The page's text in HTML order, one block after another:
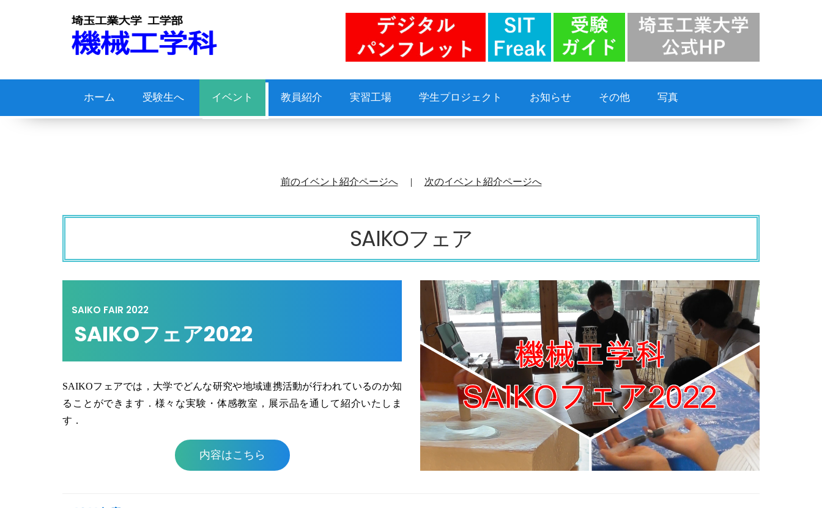
ホーム 受験生へ イベント 教員紹介 実習工場 学生プロジェクト お知らせ その他 写真
前のイベント紹介ページへ| 次のイベント紹介ページへ
SAIKOフェア
SAIKO FAIR 2022
SAIKOフェア2022
SAIKOフェアでは，大学でどんな研究や地域連携活動が行われているのか知
ることができます．様々な実験・体感教室，展示品を通して紹介いたしま
す．
内容はこちら